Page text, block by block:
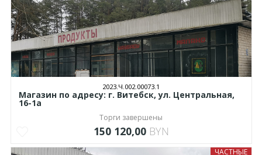
2023.Ч.002.00073.1
Магазин по адресу: г. Витебск, ул. Центральная,
16-1а
Торги завершены
150 120,00 BYN
ЧАСТНЫЕ